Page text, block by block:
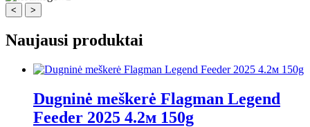
< >
Naujausi produktai
Dugninė meškerė Flagman Legend
Feeder 2025 4.2м 150g